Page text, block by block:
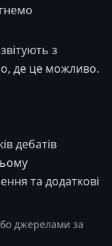
з
де це можливо.
дебатів
та додаткові
джерелами за